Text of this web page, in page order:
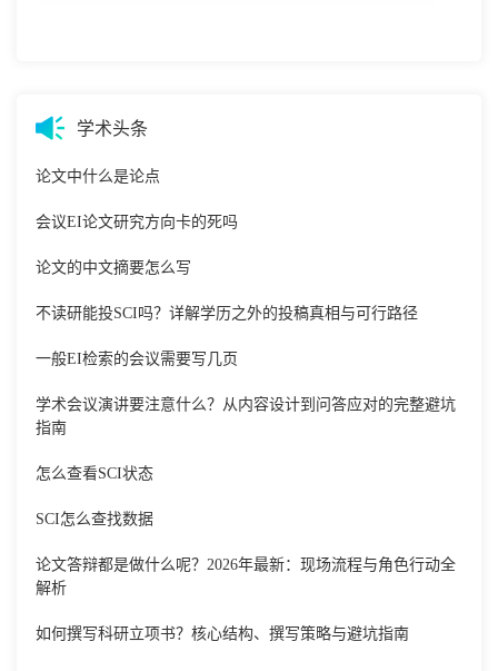
学术头条
论文中什么是论点
会议EI论文研究方向卡的死吗
论文的中文摘要怎么写
不读研能投SCI吗？详解学历之外的投稿真相与可行路径
一般EI检索的会议需要写几页
学术会议演讲要注意什么？从内容设计到问答应对的完整避坑
指南
怎么查看SCI状态
SCI怎么查找数据
论文答辩都是做什么呢？2026年最新：现场流程与角色行动全
解析
如何撰写科研立项书？核心结构、撰写策略与避坑指南